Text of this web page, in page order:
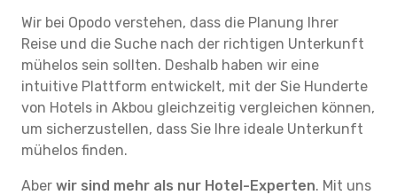
Wir bei Opodo verstehen, dass die Planung Ihrer
Reise und die Suche nach der richtigen Unterkunft
mühelos sein sollten. Deshalb haben wir eine
intuitive Plattform entwickelt, mit der Sie Hunderte
von Hotels in Akbou gleichzeitig vergleichen können,
um sicherzustellen, dass Sie Ihre ideale Unterkunft
mühelos finden.
Aber wir sind mehr als nur Hotel-Experten. Mit uns